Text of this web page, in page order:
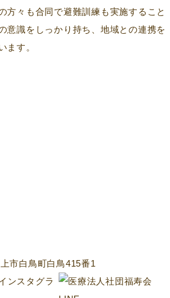
方々も合同で避難訓練も実施すること
意識をしっかり持ち、地域との連携を
ます。
市白鳥町白鳥415番1